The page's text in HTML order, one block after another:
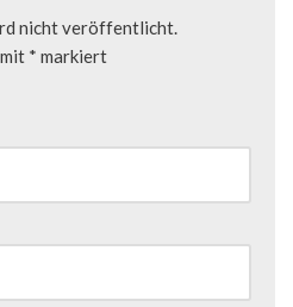
nicht veröffentlicht.
* markiert